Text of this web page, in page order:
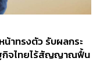
น้าทรงตัว รับผลกระ
ฐกิจไทยไร้สัญญาณฟื้น